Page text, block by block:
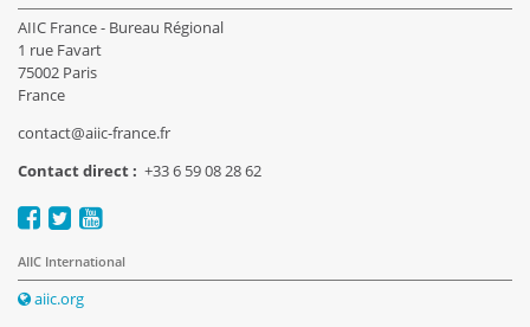
AIIC France - Bureau Régional
1 rue Favart
75002 Paris
France
contact@aiic-france.fr
Contact direct : +33 6 59 08 28 62
AIIC International
aiic.org